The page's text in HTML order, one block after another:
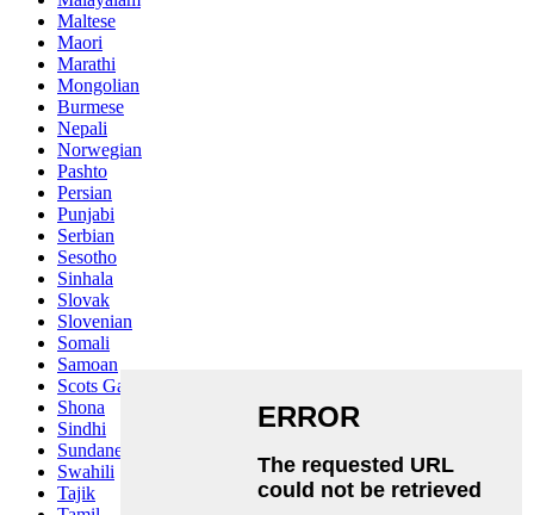
Maltese
Maori
Marathi
Mongolian
Burmese
Nepali
Norwegian
Pashto
Persian
Punjabi
Serbian
Sesotho
Sinhala
Slovak
Slovenian
Somali
Samoan
Scots Gaelic
Shona
Sindhi
Sundanese
Swahili
Tajik